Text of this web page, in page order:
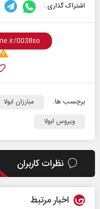
اشتراک گذاری :
برچسب ها: مبارزان ابولا
ویروس ابولا
نظرات کاربران
اخبار مرتبط